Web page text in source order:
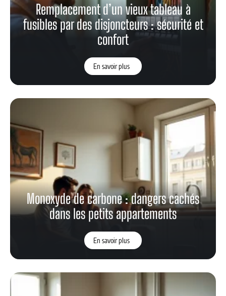
Remplacement d’un vieux tableau à
fusibles par des disjoncteurs : sécurité et
confort
En savoir plus
Monoxyde de carbone : dangers cachés
dans les petits appartements
En savoir plus